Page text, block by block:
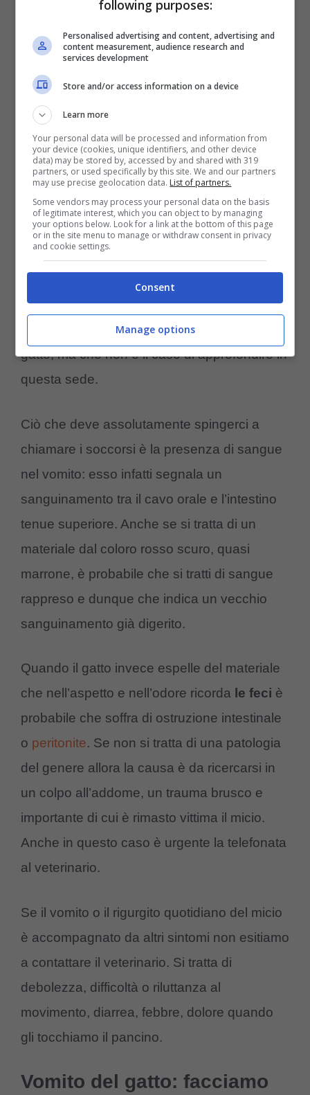
campanelli d’allarme
Uno dei primi segnali da non sottovalutare è
la frequenza con la quale si presentano
questi episodi. Se non si tratta di un caso
contattare un veterinario. Altro particolare
da non sottovalutare è l’analisi del materiale
espulso: in base alla sua consistenza e a
residui che restano ancora nell’ammasso
espulso si potrà capire se si è trattato di cibo
potrebbe trattarsi dienterite infettiva, una
patologia che irrita le pareti dello stomaco del
gatto, ma che non è il caso di approfondire in
questa sede.
Ciò che deve assolutamente spingerci a
chiamare i soccorsi è la presenza di sangue
nel vomito: esso infatti segnala un
sanguinamento tra il cavo orale e l’intestino
tenue superiore. Anche se si tratta di un
materiale dal coloro rosso scuro, quasi
marrone, è probabile che si tratti di sangue
rappreso e dunque che indica un vecchio
sanguinamento già digerito.
Quando il gatto invece espelle del materiale
che nell’aspetto e nell’odore ricorda le feci è
probabile che soffra di ostruzione intestinale
o peritonite. Se non si tratta di una patologia
del genere allora la causa è da ricercarsi in
un colpo all’addome, un trauma brusco e
importante di cui è rimasto vittima il micio.
Anche in questo caso è urgente la telefonata
al veterinario.
Se il vomito o il rigurgito quotidiano del micio
è accompagnato da altri sintomi non esitiamo
a contattare il veterinario. Si tratta di
debolezza, difficoltà o riluttanza al
movimento, diarrea, febbre, dolore quando
gli tocchiamo il pancino.
Vomito del gatto: facciamo
following purposes:
Personalised advertising and content, advertising and
content measurement, audience research and
services development
Store and/or access information on a device
Learn more
Your personal data will be processed and information from
your device (cookies, unique identifiers, and other device
data) may be stored by, accessed by and shared with 319
partners, or used specifically by this site. We and our partners
may use precise geolocation data. List of partners.
Some vendors may process your personal data on the basis
of legitimate interest, which you can object to by managing
your options below. Look for a link at the bottom of this page
or in the site menu to manage or withdraw consent in privacy
and cookie settings.
Consent
Manage options